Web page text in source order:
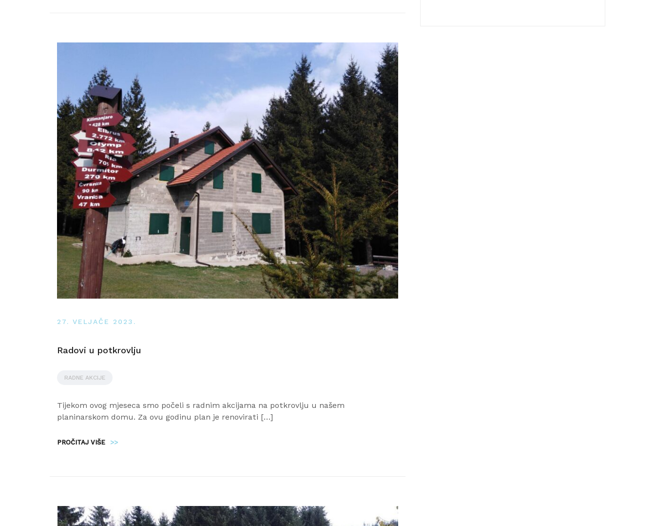
27. VELJAČE 2023.
Radovi u potkrovlju
RADNE AKCIJE
Tijekom ovog mjeseca smo počeli s radnim akcijama na potkrovlju u našem
planinarskom domu. Za ovu godinu plan je renovirati […]
PROČITAJ VIŠE >>